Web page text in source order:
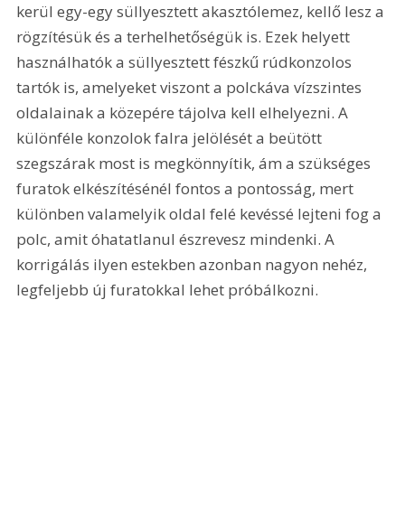
kerül egy-egy süllyesztett akasztólemez, kellő lesz a
rögzítésük és a terhelhetőségük is. Ezek helyett
használhatók a süllyesztett fészkű rúdkonzolos
tartók is, amelyeket viszont a polckáva vízszintes
oldalainak a közepére tájolva kell elhelyezni. A
különféle konzolok falra jelölését a beütött
szegszárak most is megkönnyítik, ám a szükséges
furatok elkészítésénél fontos a pontosság, mert
különben valamelyik oldal felé kevéssé lejteni fog a
polc, amit óhatatlanul észrevesz mindenki. A
korrigálás ilyen estekben azonban nagyon nehéz,
legfeljebb új furatokkal lehet próbálkozni.